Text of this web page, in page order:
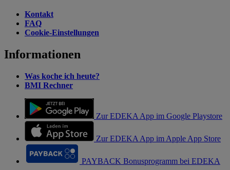
Kontakt
FAQ
Cookie-Einstellungen
Informationen
Was koche ich heute?
BMI Rechner
Zur EDEKA App im Google Playstore
Zur EDEKA App im Apple App Store
PAYBACK Bonusprogramm bei EDEKA